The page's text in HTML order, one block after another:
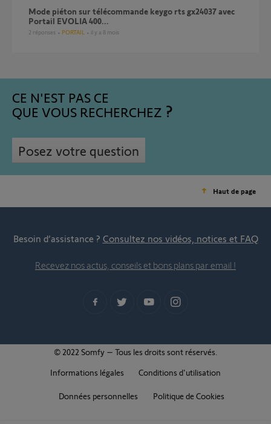
Mode piéton sur télécommande keygo rts gx24037 avec
Portail EVOLIA 400...
2 réponses PORTAIL il y a 8 mois
CE N'EST PAS CE
QUE VOUS RECHERCHEZ
Posez votre question
Haut de page
Besoin d’assistance ? Consultez nos vidéos, notices et FAQ
Recevez nos actus, conseils et bons plans par email !
© 2022 Somfy – Tous les droits sont réservés.
Informations légales
Conditions d'utilisation
Données personnelles Politique de Cookies